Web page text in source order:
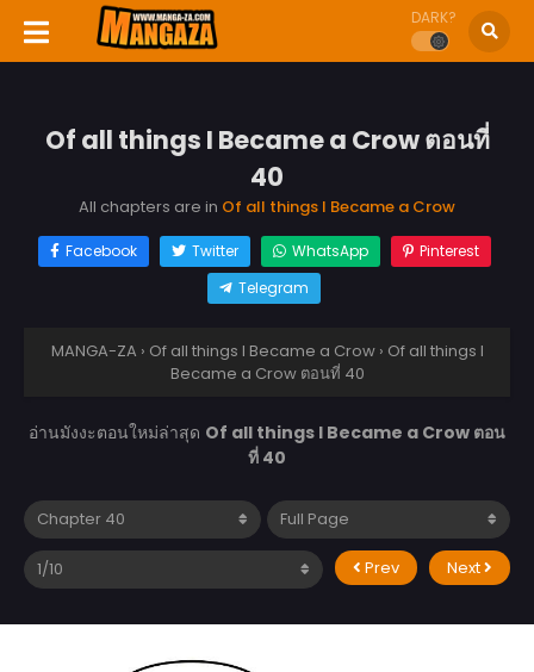
DARK?
Of all things I Became a Crow ตอนที่
40
All chapters are in Of all things I Became a Crow
Facebook Twitter WhatsApp
Pinterest
Telegram
MANGA-ZA › Of all things I Became a Crow › Of all things I
Became a Crow ตอนที่ 40
อ่านมังงะตอนใหม่ล่าสุด Of all things I Became a Crow ตอน
ที่ 40
Prev Next